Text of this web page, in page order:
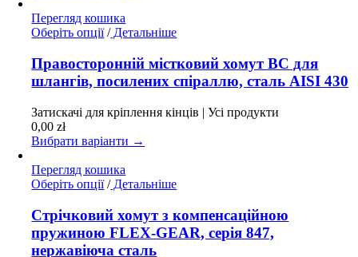
Перегляд кошика
Оберіть опції Цей
має
кілька
варіантів.
можна
на
товару
/Детальніше
Правосторонній містковий хомут BC для
шлангів, посилених спіраллю, сталь AISI 430
Затискачі для кріплення кінців | Усі продукти
0,00zł
Вибрати варіанти →
Перегляд кошика
Оберіть опції Цей
має
кілька
варіантів.
/Детальніше
Стрічковий хомут з компенсаційною
пружиною FLEX-GEAR, серія 847,
нержавіюча сталь